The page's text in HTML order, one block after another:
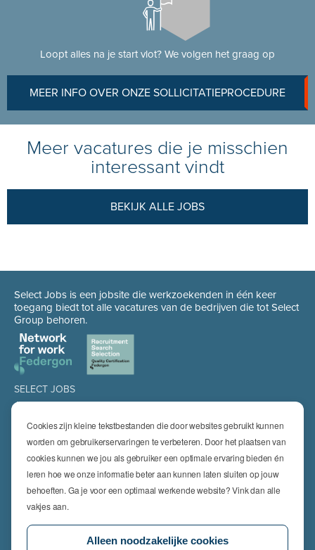
Cookies zijn kleine tekstbestanden die door websites gebruikt kunnen
worden om gebruikerservaringen te verbeteren. Door het plaatsen van
cookies kunnen we jou als gebruiker een optimale ervaring bieden én
leren hoe we onze informatie beter aan kunnen laten sluiten op jouw
behoeften. Ga je voor een optimaal werkende website? Vink dan alle
vakjes aan.
Alleen noodzakelijke cookies
Loopt alles na je start vlot? We volgen het graag op
MEER INFO OVER ONZE SOLLICITATIEPROCEDURE
Meer vacatures die je misschien
interessant vindt
BEKIJK ALLE JOBS
Select Jobs is een jobsite die werkzoekenden in één keer
toegang biedt tot alle vacatures van de bedrijven die tot Select
Group behoren.
SELECT JOBS
Jobs
Job alert
SPECIALISATIES
Technics
High Technics & Engineering
Logistics
Finance & Insurance
Office